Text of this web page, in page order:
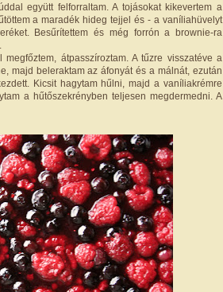
együtt felforraltam. A tojásokat kikevertem a
a maradék hideg tejjel és - a vaníliahüvelyt
Besűrítettem és még forrón a brownie-ra
átpasszíroztam. A tűzre visszatéve a
majd beleraktam az áfonyát és a málnát, ezután
Kicsit hagytam hűlni, majd a vaníliakrémre
a hűtőszekrényben teljesen megdermedni. A